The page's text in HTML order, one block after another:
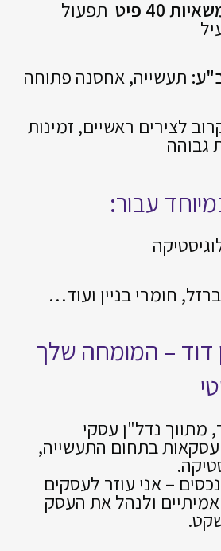
40 פיט
תפעול
תעשייה, אחסנה פתוחה
לצירים ראשיים, זמינות
גבוהה
עבור:
חומרי בניין ועוד…
דוד – המומחה שלך
מתווך נדל"ן עסקי
בתחום התעשייה,
– אני עוזר לעסקים
ולנהל את העסק